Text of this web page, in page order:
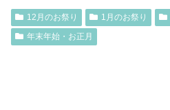
12月のお祭り 1月のお祭り
年末年始・お正月